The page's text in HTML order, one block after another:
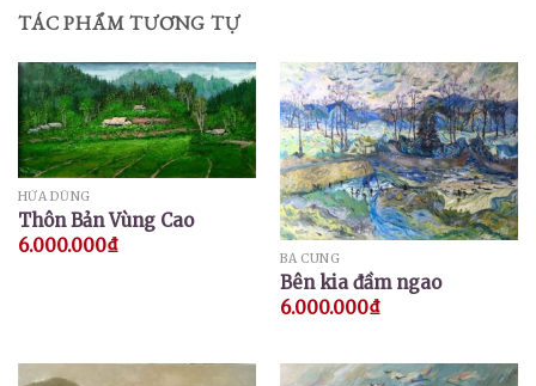
TÁC PHẨM TƯƠNG TỰ
HỨA DŨNG
Thôn Bản Vùng Cao
6.000.000₫
BÁ CUNG
Bên kia đầm ngao
6.000.000₫